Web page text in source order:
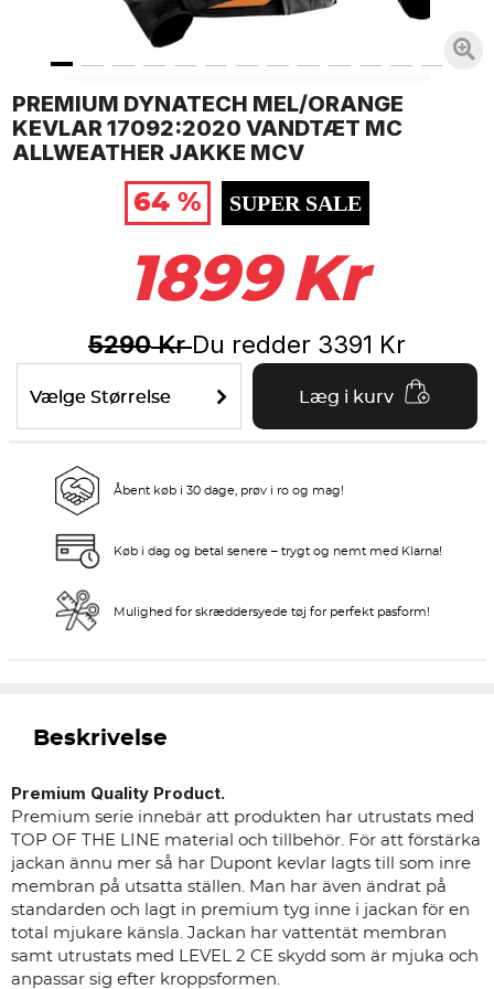
PREMIUM DYNATECH MEL/ORANGE
KEVLAR 17092:2020 VANDTÆT MC
ALLWEATHER JAKKE MCV
64 %
SUPER SALE
1899 Kr
5290KrDu redder 3391 Kr
Vælge Størrelse Læg i kurv
Åbent køb i 30 dage, prøv i ro og mag!
Køb i dag og betal senere – trygt og nemt med Klarna!
Mulighed for skræddersyede tøj for perfekt pasform!
Beskrivelse
Premium Quality Product.
Premium serie innebär att produkten har utrustats med
TOP OF THE LINE material och tillbehör. För att förstärka
jackan ännu mer så har Dupont kevlar lagts till som inre
membran på utsatta ställen. Man har även ändrat på
standarden och lagt in premium tyg inne i jackan för en
total mjukare känsla. Jackan har vattentät membran
samt utrustats med LEVEL 2 CE skydd som är mjuka och
anpassar sig efter kroppsformen.